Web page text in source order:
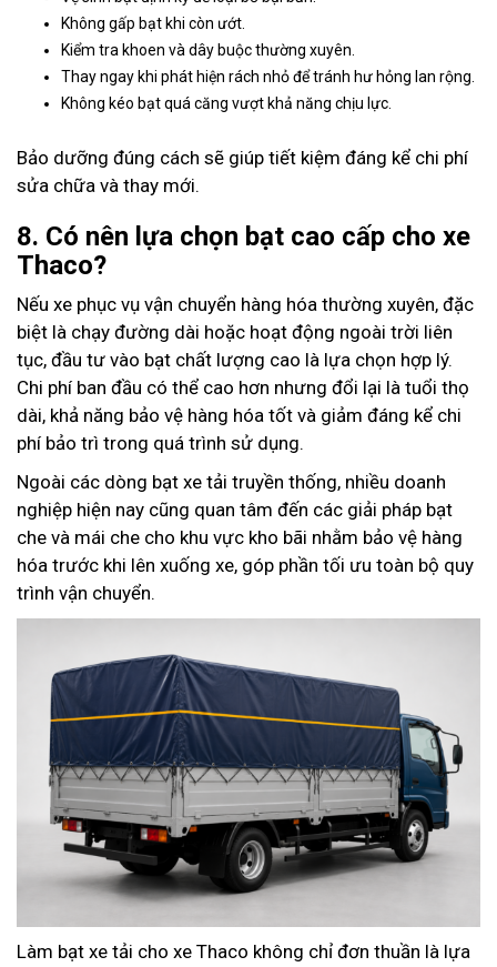
Không gấp bạt khi còn ướt.
Kiểm tra khoen và dây buộc thường xuyên.
Thay ngay khi phát hiện rách nhỏ để tránh hư hỏng lan rộng.
Không kéo bạt quá căng vượt khả năng chịu lực.
Bảo dưỡng đúng cách sẽ giúp tiết kiệm đáng kể chi phí
sửa chữa và thay mới.
8. Có nên lựa chọn bạt cao cấp cho xe
Thaco?
Nếu xe phục vụ vận chuyển hàng hóa thường xuyên, đặc
biệt là chạy đường dài hoặc hoạt động ngoài trời liên
tục, đầu tư vào bạt chất lượng cao là lựa chọn hợp lý.
Chi phí ban đầu có thể cao hơn nhưng đổi lại là tuổi thọ
dài, khả năng bảo vệ hàng hóa tốt và giảm đáng kể chi
phí bảo trì trong quá trình sử dụng.
Ngoài các dòng bạt xe tải truyền thống, nhiều doanh
nghiệp hiện nay cũng quan tâm đến các giải pháp bạt
che và mái che cho khu vực kho bãi nhằm bảo vệ hàng
hóa trước khi lên xuống xe, góp phần tối ưu toàn bộ quy
trình vận chuyển.
Làm bạt xe tải cho xe Thaco không chỉ đơn thuần là lựa